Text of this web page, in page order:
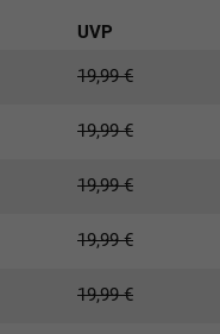
UVP
19,99€
19,99€
19,99€
19,99€
19,99€